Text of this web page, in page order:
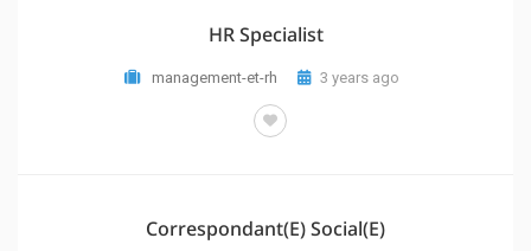
HR Specialist
management-et-rh 3 years ago
Correspondant(e) Social(e)